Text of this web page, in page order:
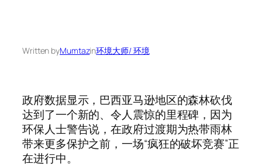
Written byMumtazin环境大师/ 环境
政府数据显示，巴西亚马逊地区的森林砍伐
达到了一个新的、令人震惊的里程碑，因为
环保人士警告说，在政府过渡期为热带雨林
带来更多保护之前，一场“疯狂的破坏竞赛”正
在进行中。